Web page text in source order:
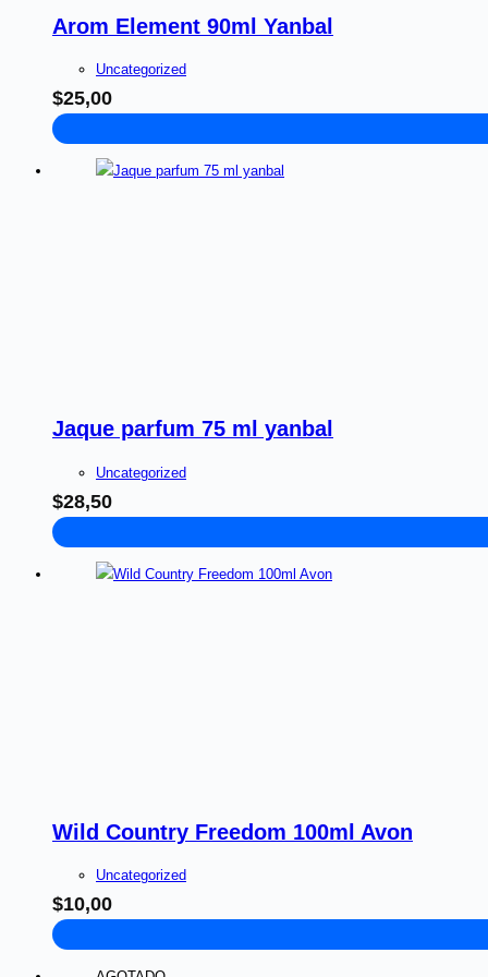
Arom Element 90ml Yanbal
Uncategorized
$25,00
Jaque parfum 75 ml yanbal
Uncategorized
$28,50
Wild Country Freedom 100ml Avon
Uncategorized
$10,00